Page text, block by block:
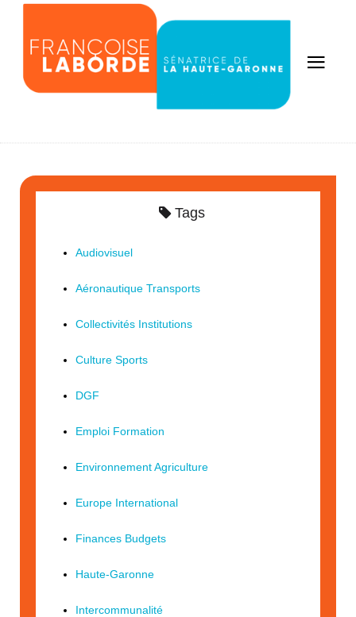
Tags
Audiovisuel
Aéronautique Transports
Collectivités Institutions
Culture Sports
DGF
Emploi Formation
Environnement Agriculture
Europe International
Finances Budgets
Haute-Garonne
Intercommunalité